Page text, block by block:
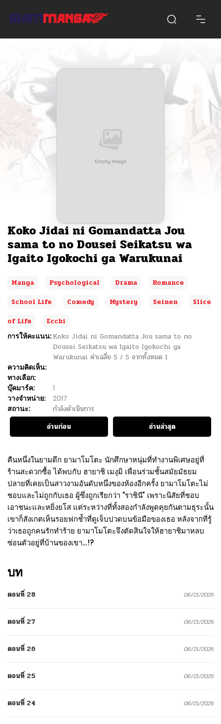
Koko Jidai ni Gomandatta Jou
sama to no Dousei Seikatsu wa
Igaito Igokochi ga Warukunai
Manga Psychological Drama
Romance
School Life
Comedy Mystery Seinen
Slice
of Life
Ecchi
การให้คะแนน: Koko Jidai ni Gomandatta Jou sama to no
Dousei Seikatsu wa Igaito Igokochi ga
Warukunai ค่าเฉลี่ย 5 / 5 จากทั้งหมด 1
ความคิดเห็น:
ทางเลือก:
บุ๊คมาร์ค:
1
วางจำหน่าย:
2017
สถานะ:
กำลังดำเนินการ
อ่านก่อน
อ่านล่าสุด
คืนหนึ่งในยามดึก ยามาโมโตะ นักศึกษาหนุ่มที่ทำงานพิเศษอยู่ที่
ร้านสะดวกซื้อ ได้พบกับ ฮายาชิ เมงุมิ เพื่อนร่วมชั้นสมัยมัธยม
ปลายที่เคยเป็นสาวงามอันดับหนึ่งของห้องอีกครั้ง ยามาโมโตะไม่
ชอบและไม่ถูกกับเธอ ผู้ซึ่งถูกเรียกว่า “ราชินี” เพราะนิสัยที่ชอบ
เอาชนะและหยิ่งยโส แต่ระหว่างที่ทั้งสองกำลังพูดคุยกันตามธุระนั้น
เขาก็สังเกตเห็นรอยฟกช้ำที่ดูเจ็บปวดบนข้อมือของเธอ หลังจากที่รู้
ว่าเธอถูกคนรักทำร้าย ยามาโมโตะจึงตัดสินใจให้ฮายาชิมาหลบ
ซ่อนตัวอยู่ที่บ้านของเขา…!?
บท
ตอนที่ 28 06/21/2026
ตอนที่ 27 06/21/2026
ตอนที่ 26 06/21/2026
ตอนที่ 25 06/21/2026
ตอนที่ 24 06/21/2026